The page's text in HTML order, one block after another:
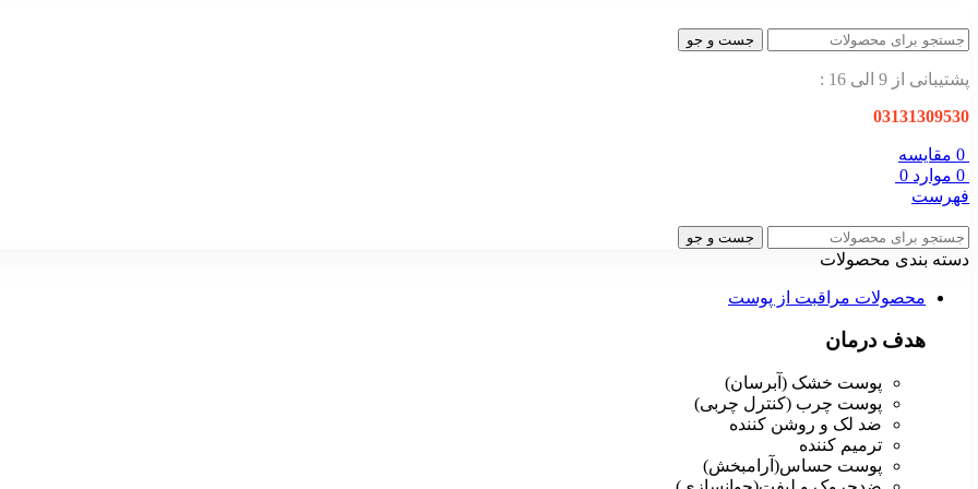
جست و جو
پشتیبانی از 9 الی 16 :
03131309530
0 مقایسه
0 موارد 0
فهرست
جست و جو
دسته بندی محصولات
محصولات مراقبت از پوست
هدف درمان
پوست خشک (آبرسان)
پوست چرب (کنترل چربی)
ضد لک و روشن کننده
ترمیم کننده
پوست حساس(آرامبخش)